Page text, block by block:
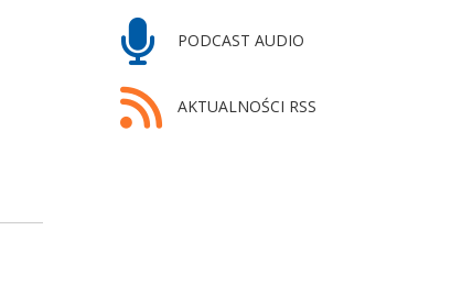
PODCAST AUDIO
AKTUALNOŚCI RSS